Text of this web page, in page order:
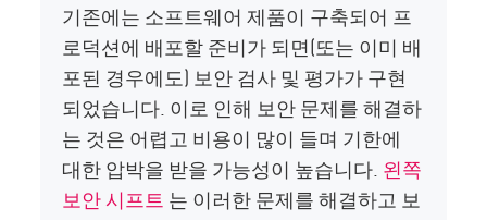
기존에는 소프트웨어 제품이 구축되어 프
로덕션에 배포할 준비가 되면(또는 이미 배
포된 경우에도) 보안 검사 및 평가가 구현
되었습니다. 이로 인해 보안 문제를 해결하
는 것은 어렵고 비용이 많이 들며 기한에
대한 압박을 받을 가능성이 높습니다. 왼쪽
보안 시프트 는 이러한 문제를 해결하고 보